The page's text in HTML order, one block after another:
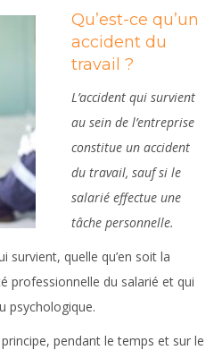
Qu’est-ce qu’un
accident du
travail ?
L’accident qui survient
au sein de l’entreprise
constitue un accident
du travail, sauf si le
salarié effectue une
tâche personnelle.
survient, quelle qu’en soit la
professionnelle du salarié et qui
psychologique.
pendant le temps et sur le